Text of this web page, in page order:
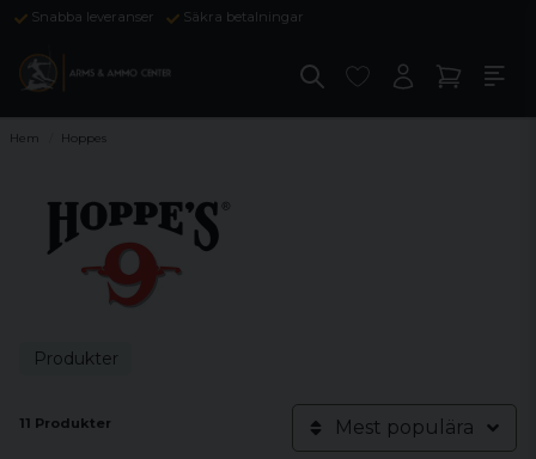
Snabba leveranser Säkra betalningar
Hem Hoppes
Produkter
11 Produkter Mest populära